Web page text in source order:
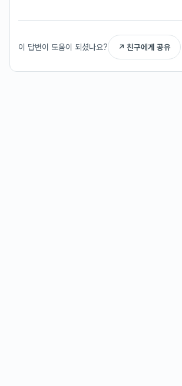
이 답변이 도움이 되셨나요? ↗ 친구에게 공유